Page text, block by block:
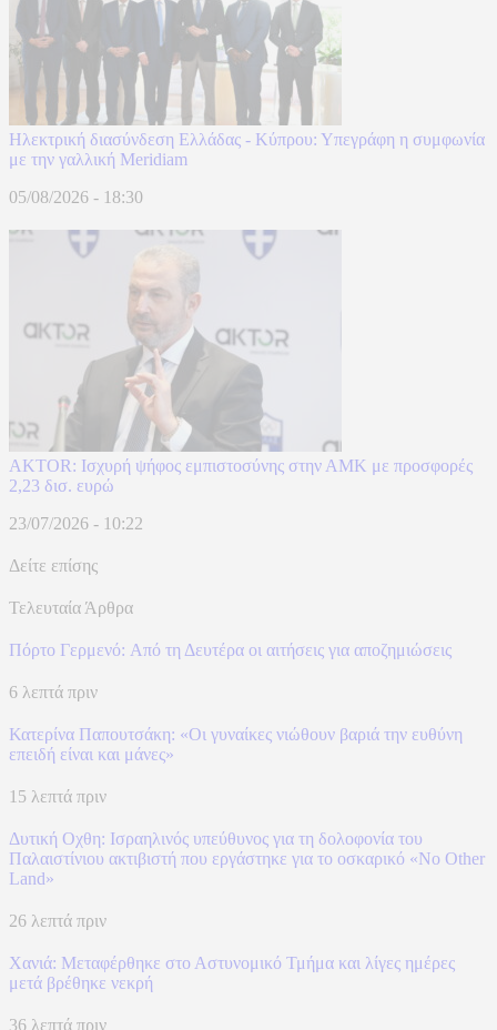
Ηλεκτρική διασύνδεση Ελλάδας - Κύπρου: Υπεγράφη η συμφωνία
με την γαλλική Meridiam
05/08/2026 - 18:30
AKTOR: Ισχυρή ψήφος εμπιστοσύνης στην ΑΜΚ με προσφορές
2,23 δισ. ευρώ
23/07/2026 - 10:22
Δείτε επίσης
Τελευταία Άρθρα
Πόρτο Γερμενό: Aπό τη Δευτέρα οι αιτήσεις για αποζημιώσεις
6 λεπτά πριν
Κατερίνα Παπουτσάκη: «Οι γυναίκες νιώθουν βαριά την ευθύνη
επειδή είναι και μάνες»
15 λεπτά πριν
Δυτική Οχθη: Ισραηλινός υπεύθυνος για τη δολοφονία του
Παλαιστίνιου ακτιβιστή που εργάστηκε για το οσκαρικό «No Other
Land»
26 λεπτά πριν
Χανιά: Mεταφέρθηκε στο Αστυνομικό Τμήμα και λίγες ημέρες
μετά βρέθηκε νεκρή
36 λεπτά πριν